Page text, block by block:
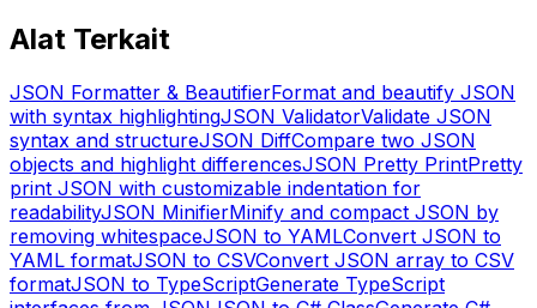
Alat Terkait
JSON Formatter & BeautifierFormat and beautify JSON
with syntax highlightingJSON ValidatorValidate JSON
syntax and structureJSON DiffCompare two JSON
objects and highlight differencesJSON Pretty PrintPretty
print JSON with customizable indentation for
readabilityJSON MinifierMinify and compact JSON by
removing whitespaceJSON to YAMLConvert JSON to
YAML formatJSON to CSVConvert JSON array to CSV
formatJSON to TypeScriptGenerate TypeScript